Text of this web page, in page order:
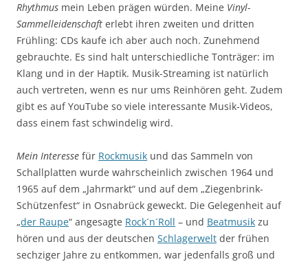
Rhythmus mein Leben prägen würden. Meine Vinyl-
Sammelleidenschaft erlebt ihren zweiten und dritten
Frühling: CDs kaufe ich aber auch noch. Zunehmend
gebrauchte. Es sind halt unterschiedliche Tonträger: im
Klang und in der Haptik. Musik-Streaming ist natürlich
auch vertreten, wenn es nur ums Reinhören geht. Zudem
gibt es auf YouTube so viele interessante Musik-Videos,
dass einem fast schwindelig wird.
Mein Interesse für Rockmusik und das Sammeln von
Schallplatten wurde wahrscheinlich zwischen 1964 und
1965 auf dem „Jahrmarkt“ und auf dem „Ziegenbrink-
Schützenfest“ in Osnabrück geweckt. Die Gelegenheit auf
„der Raupe“ angesagte Rock´n´Roll – und Beatmusik zu
hören und aus der deutschen Schlagerwelt der frühen
sechziger Jahre zu entkommen, war jedenfalls groß und